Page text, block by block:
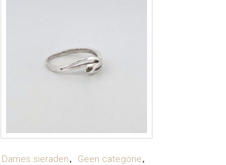
TOEVOEGEN AAN
Dames sieraden
Geen categorie